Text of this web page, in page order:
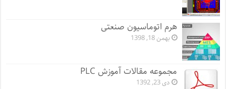
هرم اتوماسیون صنعتی
بهمن 18, 1398
مجموعه مقالات آموزش PLC
دی 23, 1392